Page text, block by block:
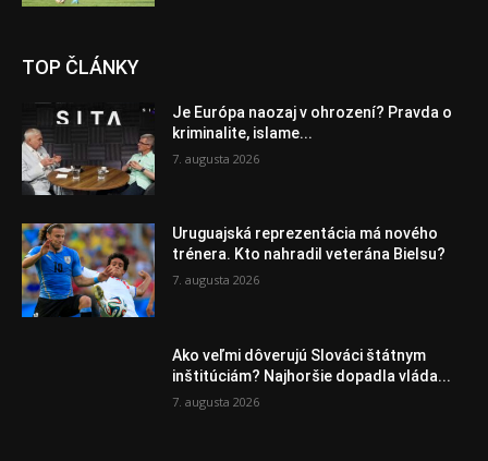
TOP ČLÁNKY
Je Európa naozaj v ohrození? Pravda o
kriminalite, islame...
7. augusta 2026
Uruguajská reprezentácia má nového
trénera. Kto nahradil veterána Bielsu?
7. augusta 2026
Ako veľmi dôverujú Slováci štátnym
inštitúciám? Najhoršie dopadla vláda...
7. augusta 2026